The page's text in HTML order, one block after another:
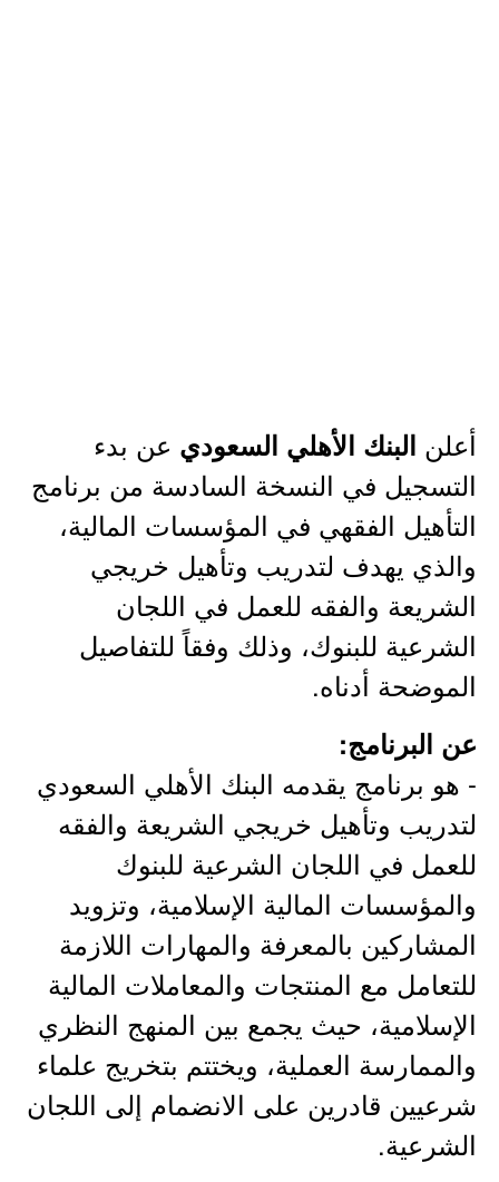
أعلن البنك الأهلي السعودي عن بدء
التسجيل في النسخة السادسة من برنامج
التأهيل الفقهي في المؤسسات المالية،
والذي يهدف لتدريب وتأهيل خريجي
الشريعة والفقه للعمل في اللجان
الشرعية للبنوك، وذلك وفقاً للتفاصيل
الموضحة أدناه.
عن البرنامج:
- هو برنامج يقدمه البنك الأهلي السعودي
لتدريب وتأهيل خريجي الشريعة والفقه
للعمل في اللجان الشرعية للبنوك
والمؤسسات المالية الإسلامية، وتزويد
المشاركين بالمعرفة والمهارات اللازمة
للتعامل مع المنتجات والمعاملات المالية
الإسلامية، حيث يجمع بين المنهج النظري
والممارسة العملية، ويختتم بتخريج علماء
شرعيين قادرين على الانضمام إلى اللجان
الشرعية.